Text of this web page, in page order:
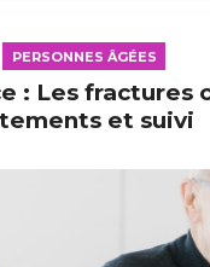
PERSONNES ÂGÉES
: Les fractures
et suivi